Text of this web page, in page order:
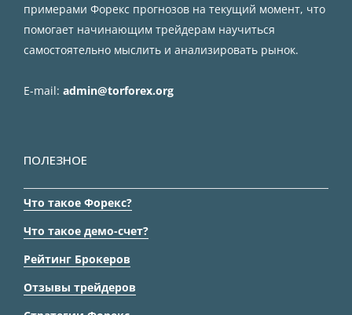
примерами Форекс прогнозов на текущий момент, что
помогает начинающим трейдерам научиться
самостоятельно мыслить и анализировать рынок.
E-mail: admin@torforex.org
ПОЛЕЗНОЕ
Что такое Форекс?
Что такое демо-счет?
Рейтинг Брокеров
Отзывы трейдеров